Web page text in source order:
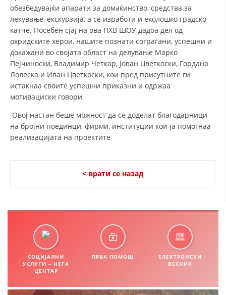
ОРГАНИЗАЦИЈА И РАЗВОЈ
СОБРАНИЕ
СТРУКТУРА И ОРГАНИЗАЦИОНА ПОСТАВЕНОСТ
MЕЃУНАРОДНО ХУМАНИТАРНО ПРАВО
ПРОМОЦИЈА НА ХУМАНИ ВРЕДНОСТИ
УПОТРЕБА И ЗАШТИТА НА АМБЛЕМОТ
КАКО ДА ДОНИРАТЕ
ПРОЕКТИ – ПОДГОТВЕНОСТ И ДЕЈСТВУВАЊЕ ПРИ КАТАСТРОФИ
ОДНОСИ СО ЈАВНОСТ
МЕЃУНАРОДНА СОРАБОТКА
обезбедувајќи апарати за домаќинство, средства за
лекување, екскурзија, а се изработи и еколошко градско
катче. Посебен сјај на ова ПХВ ШОУ дадоа дел од
охридските херои, нашите познати сограѓани, успешни и
докажани во својата област на делување Марко
Пејчиноски, Владимир Четкар, Јован Цветкоски, Гордана
Лолеска и Иван Цветкоски, кои пред присутните ги
истакнаа своите успешни приказни и одржаа
мотивациски говори
Овој настан беше можност да се доделат благодарници
на бројни поединци, фирми, институции кои ја помогнаа
реализацијата на проектите
< врати се назад
СОЦИЈАЛНИ
УСЛУГИ – НЕГА
ЦЕНТАР
ПРВА ПОМОШ
ЕЛЕКТРОНСКИ
ВЕСНИК